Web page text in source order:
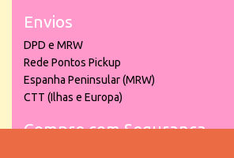
Envios
DPD e MRW
Rede Pontos Pickup
Espanha Peninsular (MRW)
CTT (Ilhas e Europa)
Compre com Segurança